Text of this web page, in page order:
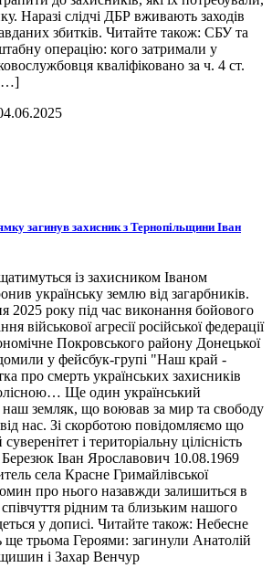
Наразі слідчі ДБР вживають заходів
збитків. Читайте також: СБУ та
операцію: кого затримали у
кваліфіковано за ч. 4 ст.
[…]
загинув захисник з Тернопільщини Іван
із захисником Іваном
українську землю від загарбників.
2025 року під час виконання бойового
військової агресії російської федерації
Покровського району Донецької
у фейсбук-групі "Наш край -
про смерть українських захисників
Ще один український
земляк, що воював за мир та свободу
нас. Зі скорботою повідомляємо що
і територіальну цілісність
Іван Ярославович 10.08.1969
села Красне Гримайлівської
про нього назавжди залишиться в
рідним та близьким нашого
у дописі. Читайте також: Небесне
ще трьома Героями: загинули Анатолій
і Захар Венчур